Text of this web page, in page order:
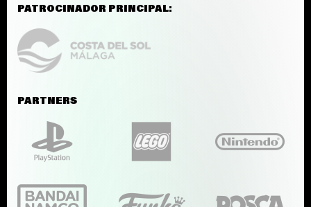
PATROCINADOR PRINCIPAL:
PARTNERS